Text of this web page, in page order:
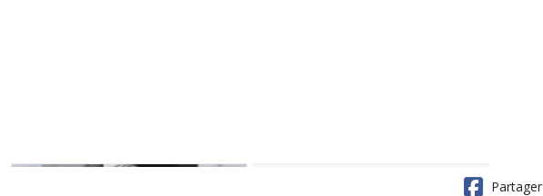
Partager